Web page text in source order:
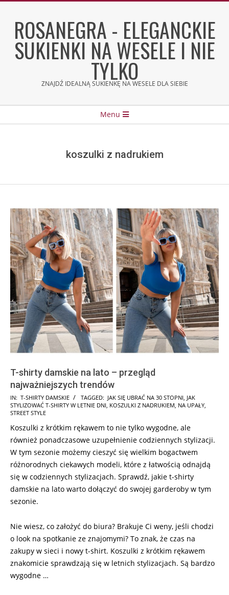
contentROSANEGRA - ELEGANCKIE
SUKIENKI NA WESELE I NIE
TYLKO
ZNAJDŹ IDEALNĄ SUKIENKĘ NA WESELE DLA SIEBIE
Menu
koszulki z nadrukiem
T-shirty damskie na lato – przegląd
najważniejszych trendów
2025-
08-
IN: T-SHIRTY DAMSKIE TAGGED: JAK SIĘ UBRAĆ NA 30 STOPNI JAK
STYLIZOWAĆ T-SHIRTY W LETNIE DNI KOSZULKI Z NADRUKIEM NA UPAŁY
STREET STYLE
Koszulki z krótkim rękawem to nie tylko wygodne, ale
również ponadczasowe uzupełnienie codziennych stylizacji.
W tym sezonie możemy cieszyć się wielkim bogactwem
różnorodnych ciekawych modeli, które z łatwością odnajdą
się w codziennych stylizacjach. Sprawdź, jakie t-shirty
damskie na lato warto dołączyć do swojej garderoby w tym
sezonie.
Nie wiesz, co założyć do biura? Brakuje Ci weny, jeśli chodzi
o look na spotkanie ze znajomymi? To znak, że czas na
zakupy w sieci i nowy t-shirt. Koszulki z krótkim rękawem
znakomicie sprawdzają się w letnich stylizacjach. Są bardzo
wygodne …